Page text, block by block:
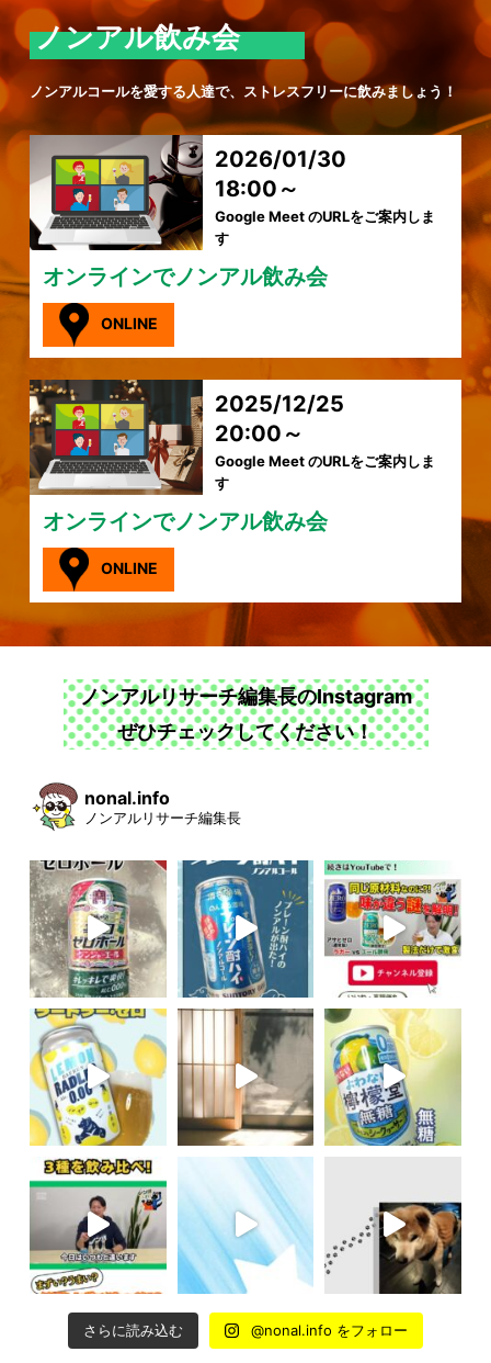
ノンアル飲み会
ノンアルコールを愛する人達で、ストレスフリーに飲みましょう！
2026/01/30
18:00～
Google Meet のURLをご案内しま
す
オンラインでノンアル飲み会
ONLINE
2025/12/25
20:00～
Google Meet のURLをご案内しま
す
オンラインでノンアル飲み会
ONLINE
ノンアルリサーチ編集長のInstagram
ぜひチェックしてください！
nonal.info
ノンアルリサーチ編集長
さらに読み込む @nonal.info をフォロー